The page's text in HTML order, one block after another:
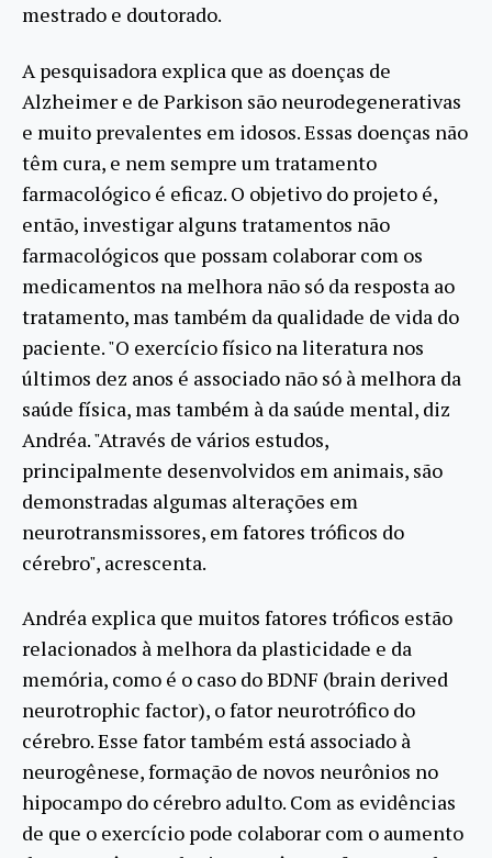
mestrado e doutorado.
A pesquisadora explica que as doenças de
Alzheimer e de Parkison são neurodegenerativas
e muito prevalentes em idosos. Essas doenças não
têm cura, e nem sempre um tratamento
farmacológico é eficaz. O objetivo do projeto é,
então, investigar alguns tratamentos não
farmacológicos que possam colaborar com os
medicamentos na melhora não só da resposta ao
tratamento, mas também da qualidade de vida do
paciente. "O exercício físico na literatura nos
últimos dez anos é associado não só à melhora da
saúde física, mas também à da saúde mental, diz
Andréa. "Através de vários estudos,
principalmente desenvolvidos em animais, são
demonstradas algumas alterações em
neurotransmissores, em fatores tróficos do
cérebro", acrescenta.
Andréa explica que muitos fatores tróficos estão
relacionados à melhora da plasticidade e da
memória, como é o caso do BDNF (brain derived
neurotrophic factor), o fator neurotrófico do
cérebro. Esse fator também está associado à
neurogênese, formação de novos neurônios no
hipocampo do cérebro adulto. Com as evidências
de que o exercício pode colaborar com o aumento